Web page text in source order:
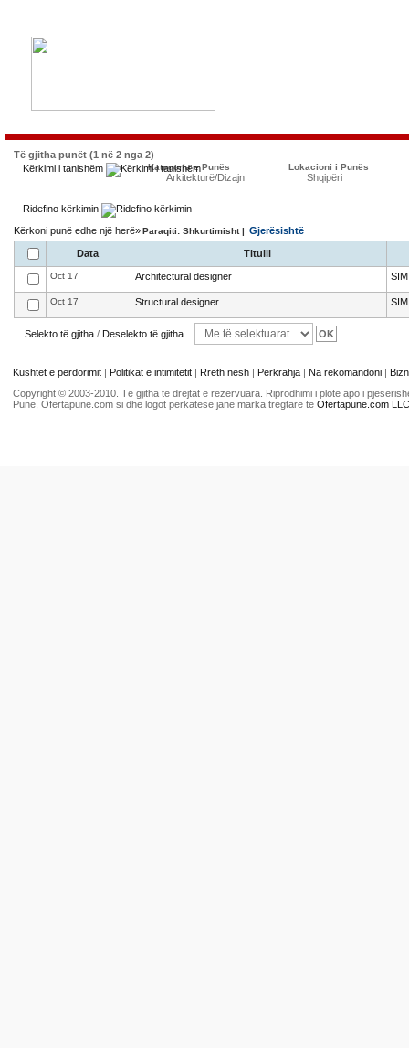
Të gjitha punët (1 në 2 nga 2)
Kërkimi i tanishëm
Kategoria e Punës
Arkitekturë/Dizajn
Lokacioni i Punës
Shqipëri
Ridefino kërkimin
Kërkoni punë edhe një herë»Paraqiti: Shkurtimisht | Gjerësishtë
Data Titulli
Oct 17 Architectural designer
Oct 17 Structural designer
Selekto të gjitha / Deselekto të gjitha
Kushtet e përdorimit | Politikat e intimitetit | Rreth nesh | Përkrahja | Na rekomandoni |
Copyright © 2003-2010. Të gjitha të drejtat e rezervuara. Riprodhimi i plotë apo i
Pune, Ofertapune.com si dhe logot përkatëse janë marka tregtare të Ofertapune.com LLC